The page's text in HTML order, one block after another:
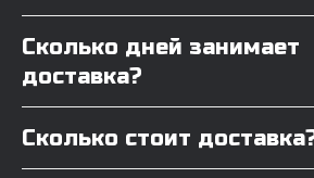
Сколько дней занимает
доставка?
Сколько стоит